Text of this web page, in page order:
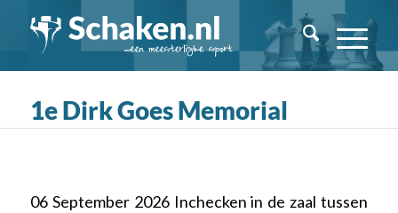
1e Dirk Goes Memorial
06 September 2026 Inchecken in de zaal tussen